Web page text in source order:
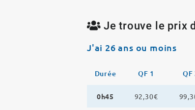
Je trouve le prix
J'ai 26 ans ou moins
Durée QF 1 QF
0h45 92,30€